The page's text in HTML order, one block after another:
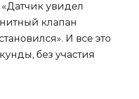
увидел
клапан
И все это
без участия